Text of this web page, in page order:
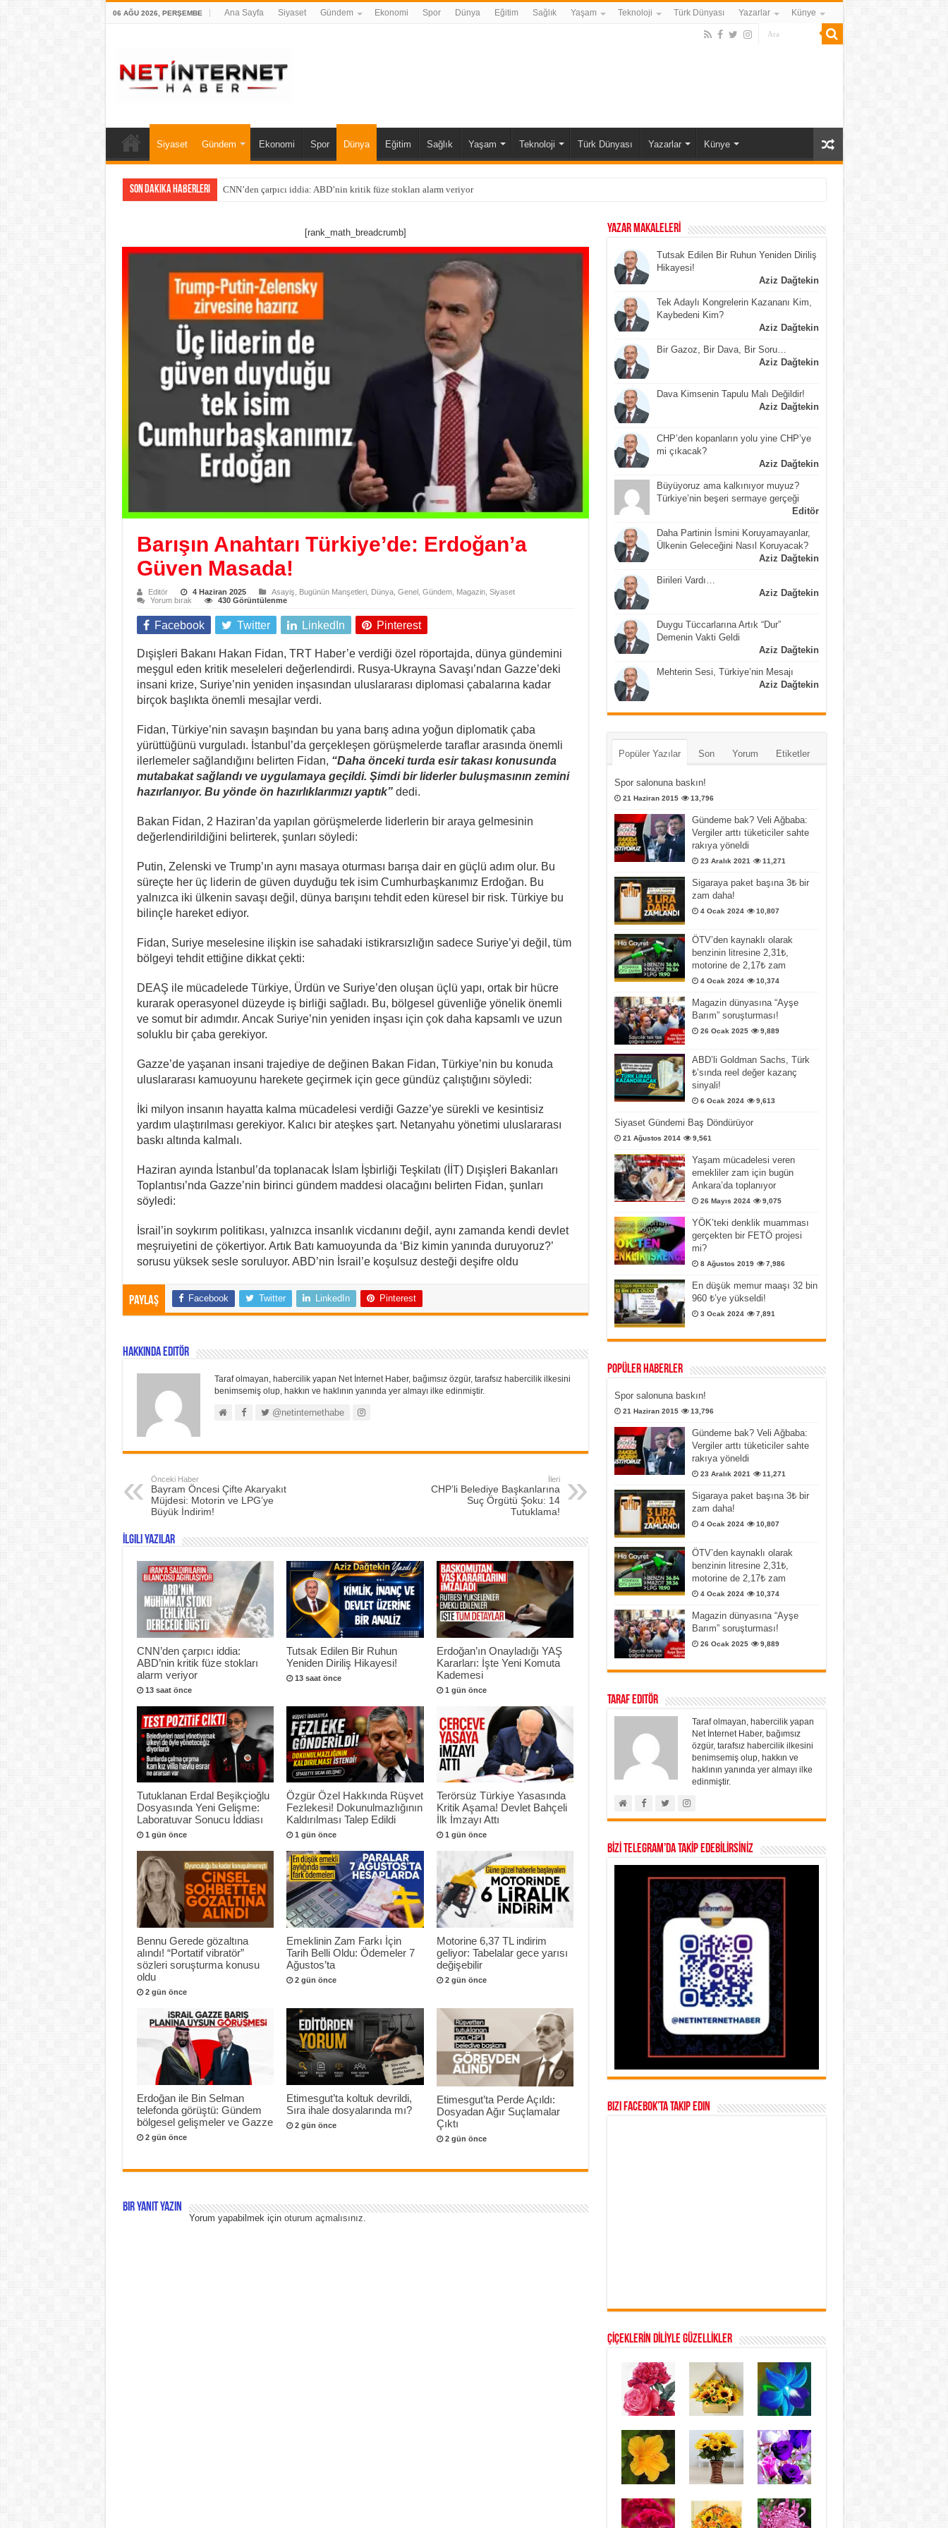
06 AĞU 2026, PERŞEMBE Ana Sayfa Siyaset Gündem Ekonomi Spor Dünya Eğitim Sağlık Yaşam Teknoloji Türk Dünyası Yazarlar Künye
Siyaset Gündem Ekonomi Spor Dünya Eğitim Sağlık Yaşam Teknoloji Türk Dünyası Yazarlar Künye
Son Dakika Haberleri CNN’den çarpıcı iddia: ABD’nin kritik füze stokları alarm veriyor
[rank_math_breadcrumb]
Barışın Anahtarı Türkiye’de: Erdoğan’a
Güven Masada!
Editör 4 Haziran 2025 Asayiş Bugünün Manşetleri, Dünya, Genel, Gündem, Magazin, Siyaset
Yorum bırak
430 Görüntülenme
Facebook Twitter LinkedIn Pinterest
Dışişleri Bakanı Hakan Fidan, TRT Haber’e verdiği özel röportajda, dünya gündemini
meşgul eden kritik meseleleri değerlendirdi. Rusya-Ukrayna Savaşı’ndan Gazze’deki
insani krize, Suriye’nin yeniden inşasından uluslararası diplomasi çabalarına kadar
birçok başlıkta önemli mesajlar verdi.
Fidan, Türkiye’nin savaşın başından bu yana barış adına yoğun diplomatik çaba
yürüttüğünü vurguladı. İstanbul’da gerçekleşen görüşmelerde taraflar arasında önemli
ilerlemeler sağlandığını belirten Fidan, “Daha önceki turda esir takası konusunda
mutabakat sağlandı ve uygulamaya geçildi. Şimdi bir liderler buluşmasının zemini
hazırlanıyor. Bu yönde ön hazırlıklarımızı yaptık”dedi.
Bakan Fidan, 2 Haziran’da yapılan görüşmelerde liderlerin bir araya gelmesinin
değerlendirildiğini belirterek, şunları söyledi:
Putin, Zelenski ve Trump’ın aynı masaya oturması barışa dair en güçlü adım olur. Bu
süreçte her üç liderin de güven duyduğu tek isim Cumhurbaşkanımız Erdoğan. Bu
yalnızca iki ülkenin savaşı değil, dünya barışını tehdit eden küresel bir risk. Türkiye bu
bilinçle hareket ediyor.
Fidan, Suriye meselesine ilişkin ise sahadaki istikrarsızlığın sadece Suriye’yi değil, tüm
bölgeyi tehdit ettiğine dikkat çekti:
DEAŞ ile mücadelede Türkiye, Ürdün ve Suriye’den oluşan üçlü yapı, ortak bir hücre
kurarak operasyonel düzeyde iş birliği sağladı. Bu, bölgesel güvenliğe yönelik önemli
ve somut bir adımdır. Ancak Suriye’nin yeniden inşası için çok daha kapsamlı ve uzun
soluklu bir çaba gerekiyor.
Gazze’de yaşanan insani trajediye de değinen Bakan Fidan, Türkiye’nin bu konuda
uluslararası kamuoyunu harekete geçirmek için gece gündüz çalıştığını söyledi:
İki milyon insanın hayatta kalma mücadelesi verdiği Gazze’ye sürekli ve kesintisiz
yardım ulaştırılması gerekiyor. Kalıcı bir ateşkes şart. Netanyahu yönetimi uluslararası
baskı altında kalmalı.
Haziran ayında İstanbul’da toplanacak İslam İşbirliği Teşkilatı (İİT) Dışişleri Bakanları
Toplantısı’nda Gazze’nin birinci gündem maddesi olacağını belirten Fidan, şunları
söyledi:
İsrail’in soykırım politikası, yalnızca insanlık vicdanını değil, aynı zamanda kendi devlet
meşruiyetini de çökertiyor. Artık Batı kamuoyunda da ‘Biz kimin yanında duruyoruz?’
sorusu yüksek sesle soruluyor. ABD’nin İsrail’e koşulsuz desteği deşifre oldu
Paylaş Facebook Twitter LinkedIn Pinterest
Hakkında Editör
Taraf olmayan, habercilik yapan Net İnternet Haber, bağımsız özgür, tarafsız habercilik ilkesini
benimsemiş olup, hakkın ve haklının yanında yer almayı ilke edinmiştir.
@netinternethabe
Önceki Haber
Bayram Öncesi Çifte Akaryakıt
Müjdesi: Motorin ve LPG’ye
Büyük İndirim!
İleri
CHP’li Belediye Başkanlarına
Suç Örgütü Şoku: 14
Tutuklama!
İlgili Yazılar
CNN’den çarpıcı iddia:
ABD’nin kritik füze stokları
alarm veriyor
13 saat önce
Tutsak Edilen Bir Ruhun
Yeniden Diriliş Hikayesi!
13 saat önce
Erdoğan’ın Onayladığı YAŞ
Kararları: İşte Yeni Komuta
Kademesi
1 gün önce
Tutuklanan Erdal Beşikçioğlu
Dosyasında Yeni Gelişme:
Laboratuvar Sonucu İddiası
1 gün önce
Özgür Özel Hakkında Rüşvet
Fezlekesi! Dokunulmazlığının
Kaldırılması Talep Edildi
1 gün önce
Terörsüz Türkiye Yasasında
Kritik Aşama! Devlet Bahçeli
İlk İmzayı Attı
1 gün önce
Bennu Gerede gözaltına
alındı! “Portatif vibratör”
sözleri soruşturma konusu
oldu
2 gün önce
Emeklinin Zam Farkı İçin
Tarih Belli Oldu: Ödemeler 7
Ağustos’ta
2 gün önce
Motorine 6,37 TL indirim
geliyor: Tabelalar gece yarısı
değişebilir
2 gün önce
Erdoğan ile Bin Selman
telefonda görüştü: Gündem
bölgesel gelişmeler ve Gazze
2 gün önce
Etimesgut’ta koltuk devrildi,
Sıra ihale dosyalarında mı?
2 gün önce
Etimesgut’ta Perde Açıldı:
Dosyadan Ağır Suçlamalar
Çıktı
2 gün önce
Bir yanıt yazın
Yorum yapabilmek için oturum açmalısınız.
YAZAR MAKALELERİ
Tutsak Edilen Bir Ruhun Yeniden Diriliş
Hikayesi!
Aziz Dağtekin
Tek Adaylı Kongrelerin Kazananı Kim,
Kaybedeni Kim?
Aziz Dağtekin
Bir Gazoz, Bir Dava, Bir Soru…
Aziz Dağtekin
Dava Kimsenin Tapulu Malı Değildir!
Aziz Dağtekin
CHP’den kopanların yolu yine CHP’ye
mi çıkacak?
Aziz Dağtekin
Büyüyoruz ama kalkınıyor muyuz?
Türkiye’nin beşeri sermaye gerçeği
Editör
Daha Partinin İsmini Koruyamayanlar,
Ülkenin Geleceğini Nasıl Koruyacak?
Aziz Dağtekin
Birileri Vardı…
Aziz Dağtekin
Duygu Tüccarlarına Artık “Dur”
Demenin Vakti Geldi
Aziz Dağtekin
Mehterin Sesi, Türkiye’nin Mesajı
Aziz Dağtekin
Popüler Yazılar Son Yorum Etiketler
Spor salonuna baskın!
21 Haziran 2015 13,796
Gündeme bak? Veli Ağbaba:
Vergiler arttı tüketiciler sahte
rakıya yöneldi
23 Aralık 2021 11,271
Sigaraya paket başına 3₺ bir
zam daha!
4 Ocak 2024 10,807
ÖTV’den kaynaklı olarak
benzinin litresine 2,31₺,
motorine de 2,17₺ zam
4 Ocak 2024 10,374
Magazin dünyasına “Ayşe
Barım” soruşturması!
26 Ocak 2025 9,889
ABD’li Goldman Sachs, Türk
₺’sında reel değer kazanç
sinyali!
6 Ocak 2024 9,613
Siyaset Gündemi Baş Döndürüyor
21 Ağustos 2014 9,561
Yaşam mücadelesi veren
emekliler zam için bugün
Ankara’da toplanıyor
26 Mayıs 2024 9,075
YÖK’teki denklik muamması
gerçekten bir FETÖ projesi
mi?
8 Ağustos 2019 7,986
En düşük memur maaşı 32 bin
960 ₺’ye yükseldi!
3 Ocak 2024 7,891
Popüler Haberler
Spor salonuna baskın!
21 Haziran 2015 13,796
Gündeme bak? Veli Ağbaba:
Vergiler arttı tüketiciler sahte
rakıya yöneldi
23 Aralık 2021 11,271
Sigaraya paket başına 3₺ bir
zam daha!
4 Ocak 2024 10,807
ÖTV’den kaynaklı olarak
benzinin litresine 2,31₺,
motorine de 2,17₺ zam
4 Ocak 2024 10,374
Magazin dünyasına “Ayşe
Barım” soruşturması!
26 Ocak 2025 9,889
Taraf Editör
Taraf olmayan, habercilik yapan
Net İnternet Haber, bağımsız
özgür, tarafsız habercilik ilkesini
benimsemiş olup, hakkın ve
haklının yanında yer almayı ilke
edinmiştir.
BİZİ TELEGRAM’DA TAKİP EDEBİLİRSİNİZ
Bizi Facebok’ta takip edin
ÇİÇEKLERİN DİLİYLE GÜZELLİKLER